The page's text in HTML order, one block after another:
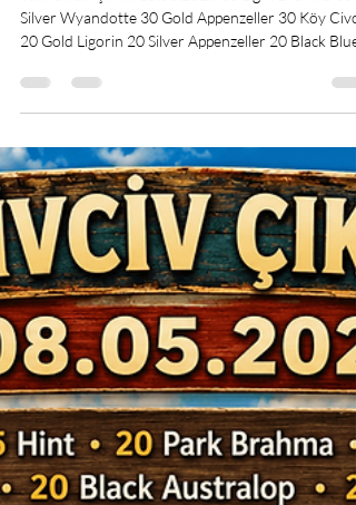
Yeni Civciv Çıkımı 15.05.2026
Silver Wyandotte 30 Gold Appenzeller 30 Köy
20 Gold Ligorin 20 Silver Appenzeller 20 Black Blue
Appenzeller 15 Gold Fizan 15 Gümüş Fizan 15
Portakal Fizan 15 Blue Ameraucana 15 Black
Ameraucana 15 Trabzon Gugullusu 15 Coco Ligorin
15 Splash Australop